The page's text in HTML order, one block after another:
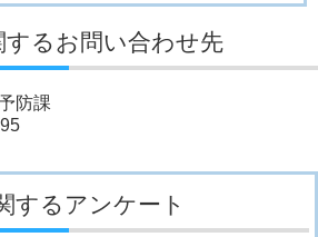
るお問い合わせ先
防課
するアンケート